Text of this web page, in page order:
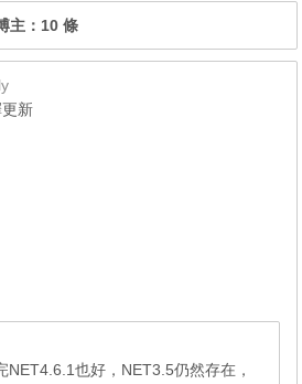
主：10 條
新
也好，NET3.5仍然存在，